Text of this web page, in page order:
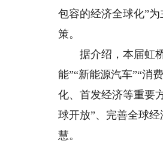
包容的经济全球化”
策。
据介绍，本届虹桥
能”“新能源汽车”“消
化、首发经济等重要
球开放”、完善全球
慧。